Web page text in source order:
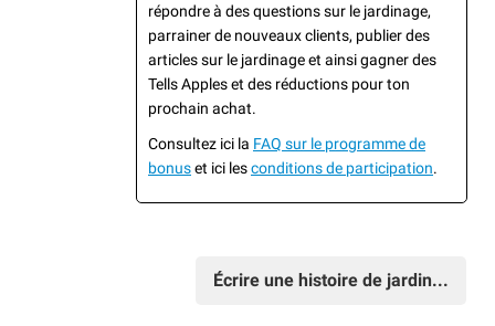
répondre à des questions sur le jardinage,
parrainer de nouveaux clients, publier des
articles sur le jardinage et ainsi gagner des
Tells Apples et des réductions pour ton
prochain achat.
Consultez ici la FAQ sur le programme de
bonuset ici lesconditions de participation.
Écrire une histoire de jardin...